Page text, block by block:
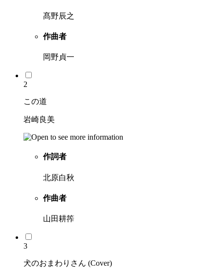
髙野辰之
作曲者
岡野貞一
2
この道
岩崎良美
作詞者
北原白秋
作曲者
山田耕筰
3
犬のおまわりさん (Cover)